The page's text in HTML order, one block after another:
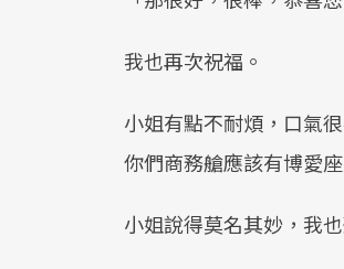
我也再次祝福。
小姐有點不耐煩，口氣
你們商務艙應該有博愛
小姐說得莫名其妙，我